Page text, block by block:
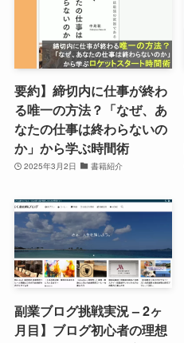
要約】締切内に仕事が終わ
る唯一の方法？「なぜ、あ
なたの仕事は終わらないの
か」から学ぶ時間術
2025年3月2日 書籍紹介
副業ブログ挑戦実況 – 2ヶ
月目】ブログ初心者の理想